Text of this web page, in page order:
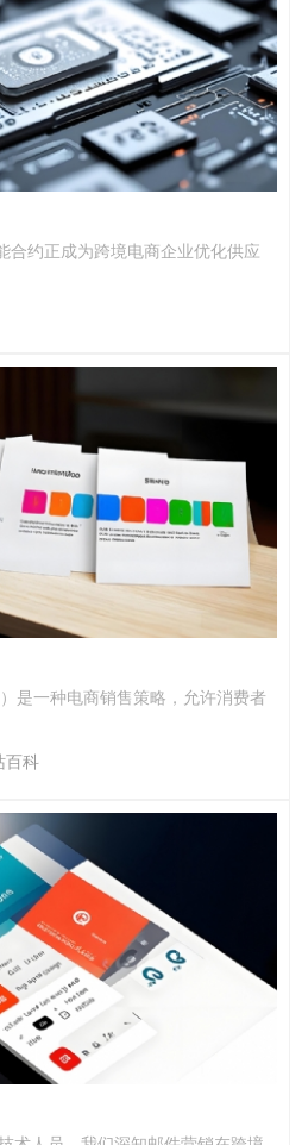
合约正成为跨境电商企业优化供应
是一种电商销售策略，允许消费者
百科